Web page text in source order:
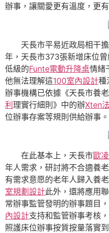
辦事，讓關愛更有溫度，更
天長市平易近政局相干
年，天長市373張新增床位
低級的Funte電動升降桌情緒
他無法理解這100室內設計種
辦事機構已依據《天長市養
利理實行細則》中的辦Xten
位辦事存案等規則供給辦事。
在此基本上，天長市歐
年人需求，研討將不合適養
有需求意愿的老年人歸入養
室規劃設計此外，還將應用
常辦事監管發明的辦事題目
內設計支持和監管辦事考核
照護床位辦事按質按量落實